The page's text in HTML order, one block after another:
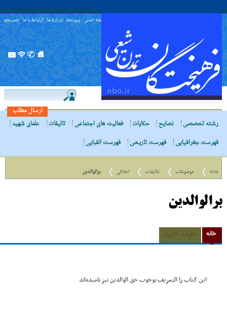
صفحه اصلی پیوندها درباره ما ارتباط با ما جستجو
ارسال مطلب
رشته تخصصی
نصایح حکایات فعالیت های اجتماعی تالیفات
علمای شهید
فهرست جغرافیایی
فهرست تاریخی فهرست الفبایی
خانه موضوعات تالیفات اخلاقی برالوالدین
برالوالدین
خانه نظرات کاربران
این کتاب را التعریف بوجوب حق الوالدین نیز نامیده‌اند